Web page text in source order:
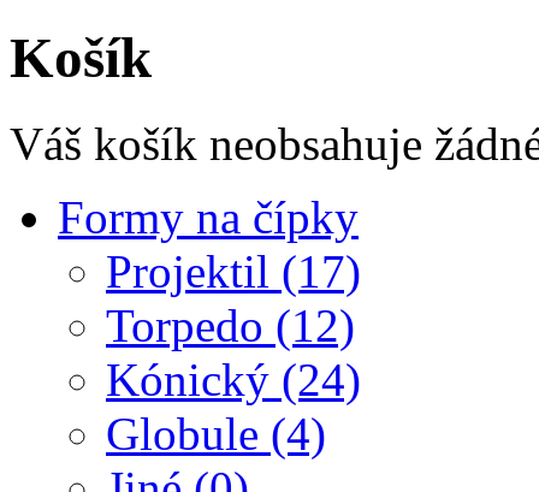
Košík
Váš košík neobsahuje
Formy na čípky
Projektil (17)
Torpedo (12)
Kónický (24)
Globule (4)